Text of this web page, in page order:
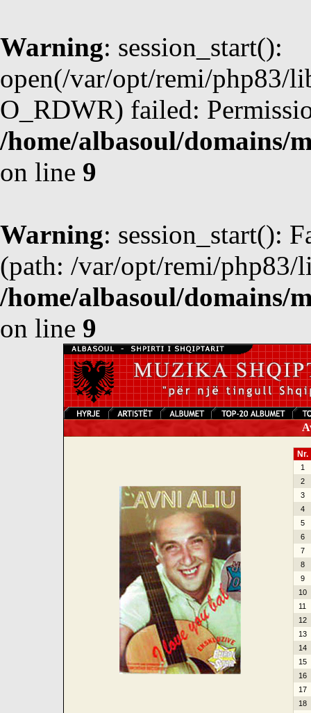
Warning: session_start():
open(/var/opt/remi/php83/
O_RDWR) failed:
/home/albasoul/domains/
on line 9
Warning: session_start():
(path: /var/opt/remi/php83/
/home/albasoul/domains/
on line 9
Nr.
1
2
3
4
5
6
7
8
9
10
11
12
13
14
15
16
17
18